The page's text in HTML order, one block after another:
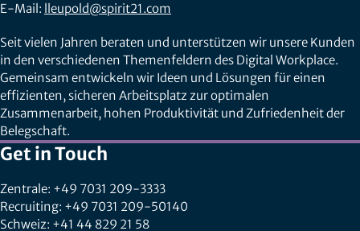
E-Mail:
lleupold@spirit21.com
Seit vielen Jahren beraten und unterstützen wir unsere Kunden
in den verschiedenen Themenfeldern des Digital Workplace.
Gemeinsam entwickeln wir Ideen und Lösungen für einen
effizienten, sicheren Arbeitsplatz zur optimalen
Zusammenarbeit, hohen Produktivität und Zufriedenheit der
Belegschaft.
Get in Touch
Zentrale: +49 7031 209-3333
Recruiting: +49 7031 209-50140
Schweiz: +41 44 829 21 58